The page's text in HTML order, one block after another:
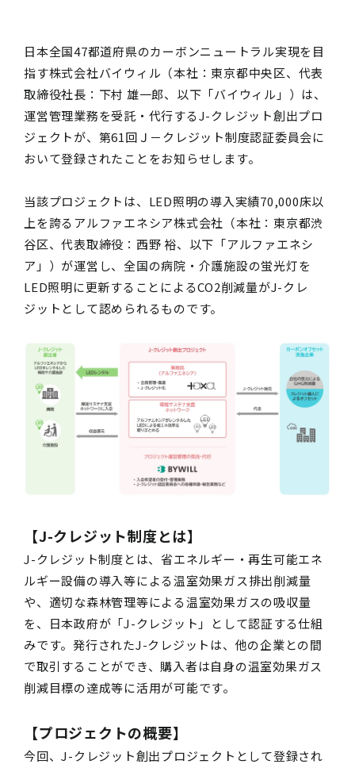
日本全国47都道府県のカーボンニュートラル実現を目
指す株式会社バイウィル（本社：東京都中央区、代表
取締役社長：下村 雄一郎、以下「バイウィル」）は、
運営管理業務を受託・代行するJ-クレジット創出プロ
ジェクトが、第61回Ｊ－クレジット制度認証委員会に
おいて登録されたことをお知らせします。
当該プロジェクトは、LED照明の導入実績70,000床以
上を誇るアルファエネシア株式会社（本社：東京都渋
谷区、代表取締役：西野 裕、以下「アルファエネシ
ア」）が運営し、全国の病院・介護施設の蛍光灯を
LED照明に更新することによるCO2削減量がJ-クレ
ジットとして認められるものです。
【J-クレジット制度とは】
J-クレジット制度とは、省エネルギー・再生可能エネ
ルギー設備の導入等による温室効果ガス排出削減量
や、適切な森林管理等による温室効果ガスの吸収量
を、日本政府が「J-クレジット」として認証する仕組
みです。発行されたJ-クレジットは、他の企業との間
で取引することができ、購入者は自身の温室効果ガス
削減目標の達成等に活用が可能です。
【プロジェクトの概要】
今回、J-クレジット創出プロジェクトとして登録され